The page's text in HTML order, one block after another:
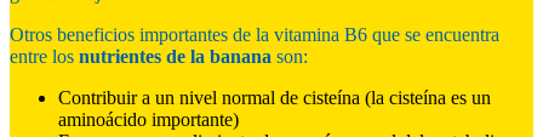
Otros beneficios importantes de la vitamina B6 que se encuentra
entre los nutrientes de la banana son:
Contribuir a un nivel normal de cisteína (la cisteína es un
aminoácido importante)